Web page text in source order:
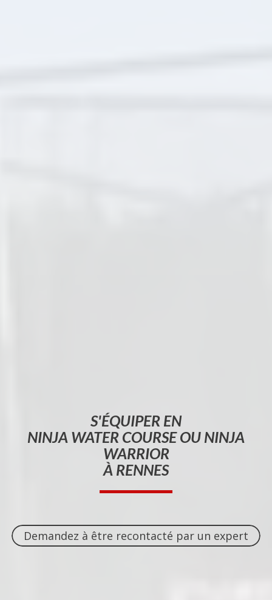
S'ÉQUIPER EN
NINJA WATER COURSE OU NINJA
WARRIOR
À RENNES
Demandez à être recontacté par un expert